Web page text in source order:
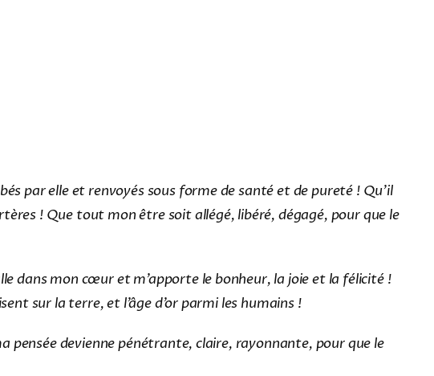
par elle et renvoyés sous forme de santé et de pureté ! Qu’il
! Que tout mon être soit allégé, libéré, dégagé, pour que le
dans mon cœur et m’apporte le bonheur, la joie et la félicité !
sur la terre, et l’âge d’or parmi les humains !
pensée devienne pénétrante, claire, rayonnante, pour que le